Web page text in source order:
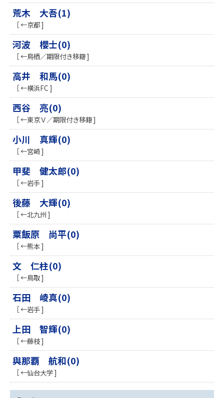
荒木 大吾(1)
［ ←京都 ]
河波 櫻士(0)
［ ←鳥栖／期限付き移籍 ]
高井 和馬(0)
［ ←横浜FC ]
西谷 亮(0)
［ ←東京Ｖ／期限付き移籍 ]
小川 真輝(0)
［ ←宮崎 ]
甲斐 健太郎(0)
［ ←岩手 ]
後藤 大輝(0)
［ ←北九州 ]
粟飯原 尚平(0)
［ ←熊本 ]
文 仁柱(0)
［ ←鳥取 ]
石田 崚真(0)
［ ←岩手 ]
上田 智輝(0)
［ ←藤枝 ]
與那覇 航和(0)
［ ←仙台大学 ]